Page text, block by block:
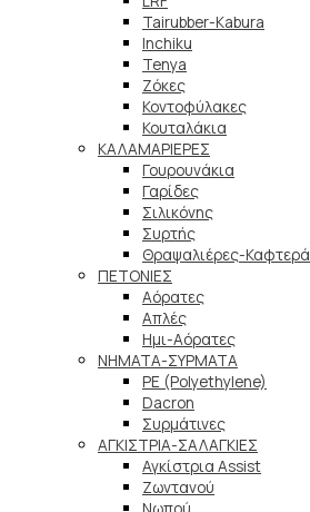
Tairubber-Kabura
Inchiku
Tenya
Ζόκες
Κοντοφύλακες
Κουταλάκια
ΚΑΛΑΜΑΡΙΕΡΕΣ
Γουρουνάκια
Γαρίδες
Σιλικόνης
Συρτής
Θραψαλιέρες-Καφτερά
ΠΕΤΟΝΙΕΣ
Αόρατες
Απλές
Ημι-Αόρατες
ΝΗΜΑΤΑ-ΣΥΡΜΑΤΑ
PE (Polyethylene)
Dacron
Συρμάτινες
ΑΓΚΙΣΤΡΙΑ-ΣΑΛΑΓΚΙΕΣ
Αγκίστρια Assist
Ζωντανού